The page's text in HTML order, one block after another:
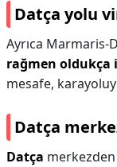
Datça yolu
Ayrıca Marmaris-
rağmen oldukça
mesafe,
Datça
Datça merkezden